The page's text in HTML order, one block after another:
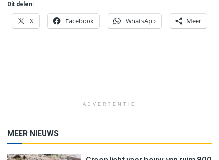
Dit delen:
X Facebook WhatsApp Meer
ADVERTENTIE
MEER NIEUWS